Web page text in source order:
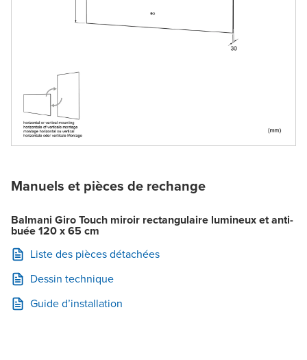
Manuels et pièces de rechange
Balmani Giro Touch miroir rectangulaire lumineux et anti-
buée 120 x 65 cm
Liste des pièces détachées
Dessin technique
Guide d’installation